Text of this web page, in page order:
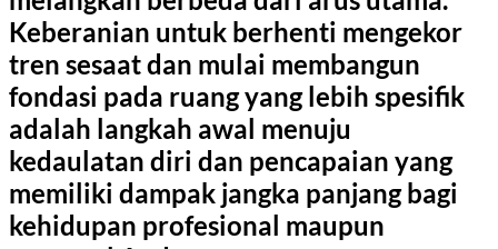
Keberanian untuk berhenti mengekor
tren sesaat dan mulai membangun
fondasi pada ruang yang lebih spesifik
adalah langkah awal menuju
kedaulatan diri dan pencapaian yang
memiliki dampak jangka panjang bagi
kehidupan profesional maupun